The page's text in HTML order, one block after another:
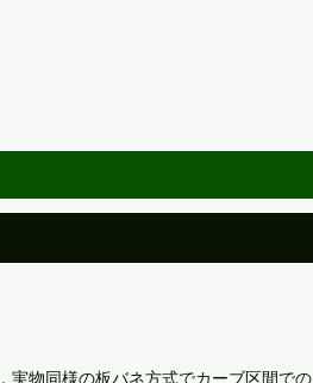
物同様の板バネ方式でカーブ区間での